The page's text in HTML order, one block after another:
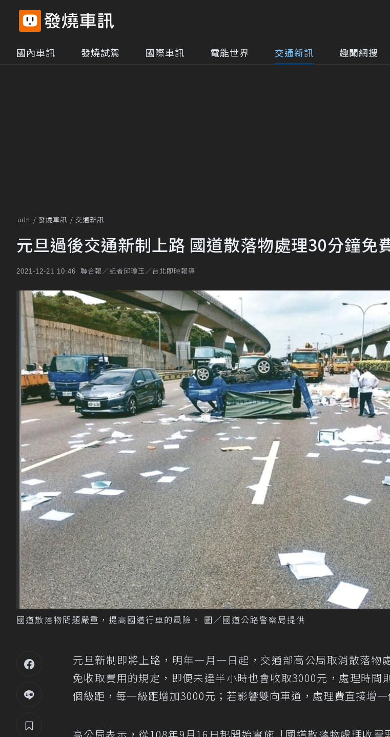
國內車訊 發燒試駕 國際車訊 電能世界 交通新訊 趣聞網搜
udn 發燒車訊 交通新訊
元旦過後交通新制上路 國道散落物處理30分鐘免
2021-12-21 10:46 聯合報／記者邱瓊玉／台北即時報導
國道散落物問題嚴重，提高國道行車的風險。 圖／國道公路警察局提供
元旦新制即將上路，明年一月一日起，交通部高公局取消散落物
免收取費用的規定，即便未達半小時也會收取3000元，處理時間
個級距，每一級距增加3000元；若影響雙向車道，處理費直接增一